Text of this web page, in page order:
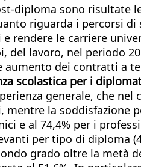
diploma sono risultate
riguarda i percorsi
rendere le carriere
del lavoro, nel periodo
dei contratti a
scolastica per i
generale, che
mentre la soddisfazione
e al 74,4% per i
per tipo di diploma
grado oltre la metà